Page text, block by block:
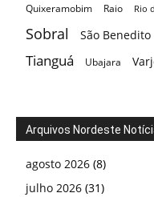
Quixeramobim
Raio Rio
Sobral São Benedito
Tianguá Ubajara
Arquivos Nordeste
agosto 2026 (8)
julho 2026 (31)